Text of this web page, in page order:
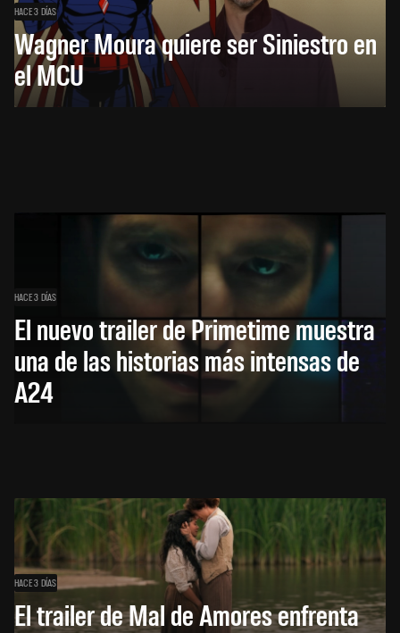
HACE 3 DÍAS
Wagner Moura quiere ser Siniestro en
el MCU
HACE 3 DÍAS
El nuevo trailer de Primetime muestra
una de las historias más intensas de
A24
HACE 3 DÍAS
El trailer de Mal de Amores enfrenta